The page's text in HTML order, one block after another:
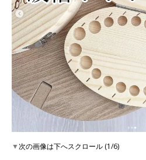
▼次の画像は下へスクロール (1/6)